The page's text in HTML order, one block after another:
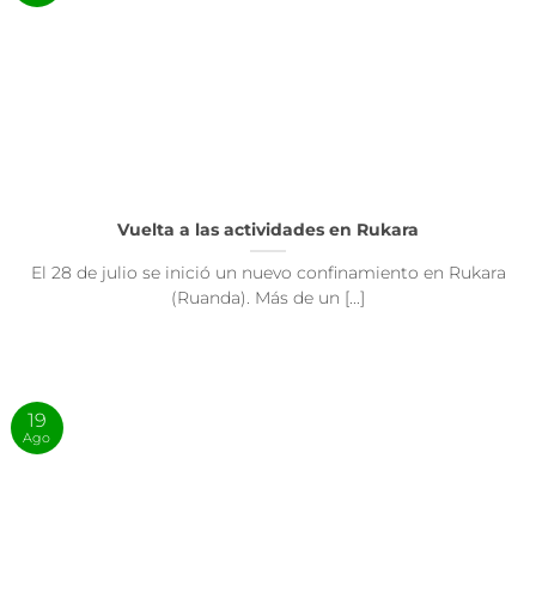
Vuelta a las actividades en Rukara
El 28 de julio se inició un nuevo confinamiento en Rukara
(Ruanda). Más de un [...]
19
Ago